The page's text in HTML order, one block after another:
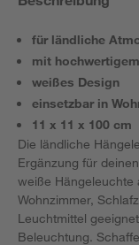
für ländliche
mit
weißes Design
einsetzbar in
11 x 11 x 100 cm
Die ländliche
Ergänzung für
weiße Hängeleuchte
Wohnzimmer,
Leuchtmittel
Beleuchtung.